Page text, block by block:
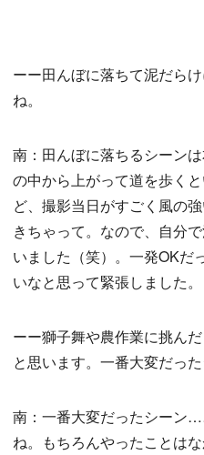
ーー田んぼに落ちて泥だら
ね。
南：田んぼに落ちるシーン
の中から上がって道を歩く
ど、撮影当日がすごく風の
きちゃって。なので、自分
いました（笑）。一発OKだ
いなと思って緊張しました。
ーー獅子舞や農作業に挑ん
と思います。一番大変だっ
南：一番大変だったシーン
ね。もちろんやったことは